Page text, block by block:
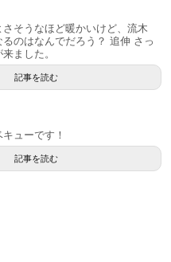
そうなほど暖かいけど、流木
のはなんでだろう？ 追伸 さっ
ました。
記事を読む
ューです！
記事を読む